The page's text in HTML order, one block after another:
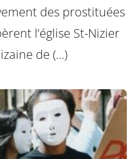
des prostituées
l’église St-Nizier
de (…)